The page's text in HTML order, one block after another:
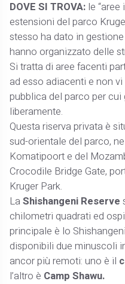
DOVE SI TROVA: le
estensioni del parco
stesso ha dato in
hanno organizzato delle
Si tratta di aree facenti
ad esso adiacenti e non
pubblica del parco per
liberamente.
Questa riserva privata è
sud-orientale del parco,
Komatipoort e del
Crocodile Bridge Gate,
Kruger Park.
LaShishangeni Reserve
chilometri quadrati ed
principale è lo
disponibili due minuscoli
ancor più remoti: uno è il
l’altro è Camp Shawu.